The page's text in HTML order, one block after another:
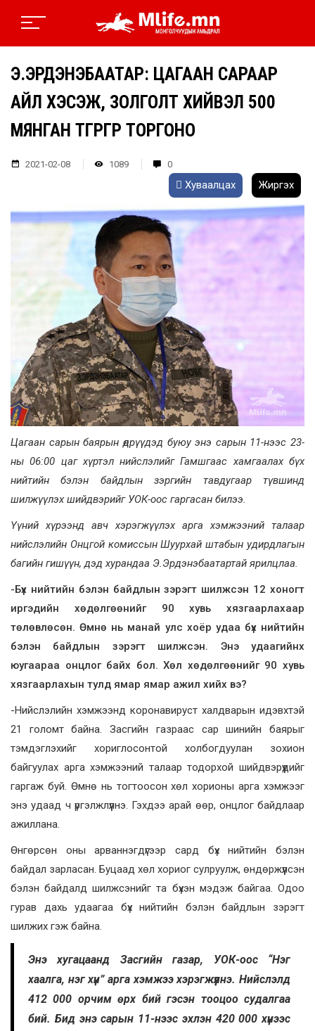
Э.ЭРДЭНЭБААТАР: ЦАГААН САРААР
АЙЛ ХЭСЭЖ, ЗОЛГОЛТ ХИЙВЭЛ 500
МЯНГАН ТӨГРӨГӨӨР ТОРГОНО
2021-02-08 1089 0
Хуваалцах Жиргэх
Цагаан сарын баярын өдрүүдэд буюу энэ сарын 11-нээс 23-
ны 06:00 цаг хүртэл нийслэлийг Гамшгаас хамгаалах бүх
нийтийн бэлэн байдлын зэргийн тавдугаар түвшинд
шилжүүлэх шийдвэрийг УОК-оос гаргасан билээ.
Үүний хүрээнд авч хэрэгжүүлэх арга хэмжээний талаар
нийслэлийн Онцгой комиссын Шуурхай штабын удирдлагын
багийн гишүүн, дэд хурандаа Э.Эрдэнэбаатартай ярилцлаа.
-Бүх нийтийн бэлэн байдлын зэрэгт шилжсэн 12 хоногт
иргэдийн хөдөлгөөнийг 90 хувь хязгаарлахаар
төлөвлөсөн. Өмнө нь манай улс хоёр удаа бүх нийтийн
бэлэн байдлын зэрэгт шилжсэн. Энэ удаагийнх
юугаараа онцлог байх бол. Хөл хөдөлгөөнийг 90 хувь
хязгаарлахын тулд ямар ямар ажил хийх вэ?
-Нийслэлийн хэмжээнд коронавируст халдварын идэвхтэй
21 голомт байна. Засгийн газраас сар шинийн баярыг
тэмдэглэхийг хориглосонтой холбогдуулан зохион
байгуулах арга хэмжээний талаар тодорхой шийдвэрүүдийг
гаргаж буй. Өмнө нь тогтоосон хөл хорионы арга хэмжээг
энэ удаад ч үргэлжлүүлнэ. Гэхдээ арай өөр, онцлог байдлаар
ажиллана.
Өнгөрсөн оны арваннэгдүгээр сард бүх нийтийн бэлэн
байдал зарласан. Буцаад хөл хориог сулруулж, өндөржүүлсэн
бэлэн байдалд шилжсэнийг та бүхэн мэдэж байгаа. Одоо
гурав дахь удаагаа бүх нийтийн бэлэн байдлын зэрэгт
шилжих гэж байна.
Энэ хугацаанд Засгийн газар, УОК-оос “Нэг
хаалга, нэг хүн” арга хэмжээ хэрэгжүүлнэ. Нийслэлд
412 000 орчим өрх бий гэсэн тооцоо судалгаа
бий. Бид энэ сарын 11-нээс эхлэн 420 000 хүнээс